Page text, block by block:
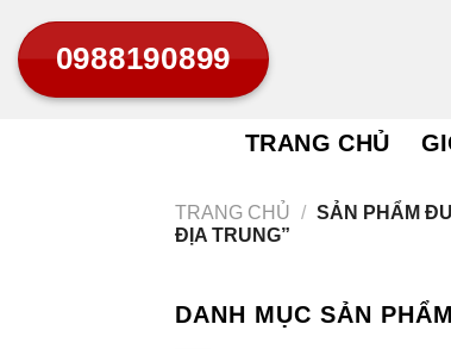
qua
nội
0988190899
TRANG CHỦ
TRANG CHỦ / SẢN PHẨM
ĐỊA TRUNG”
DANH MỤC SẢN PHẨM